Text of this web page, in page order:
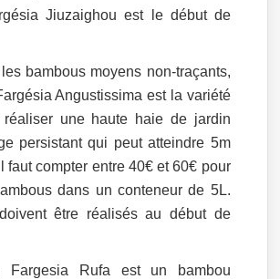
Jiuzaighou est le début de
bambous moyens non-traçants,
Angustissima est la variété
une haute haie de jardin
persistant qui peut atteindre 5m
faut compter entre 40€ et 60€ pour
dans un conteneur de 5L.
être réalisés au début de
Fargesia Rufa est un bambou